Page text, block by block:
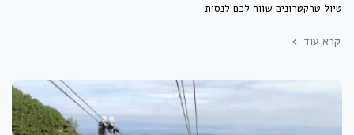
טיול טרקטרונים שווה לכם לנסות
קרא עוד